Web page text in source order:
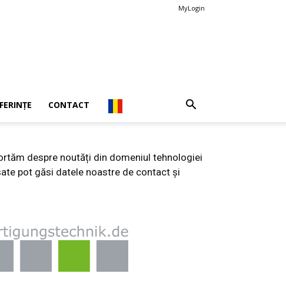
MyLogin
CONTACT
despre noutăți din domeniul tehnologiei
pot găsi datele noastre de contact și